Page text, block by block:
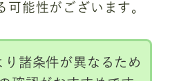
可能性がございます。
り諸条件が異なるため